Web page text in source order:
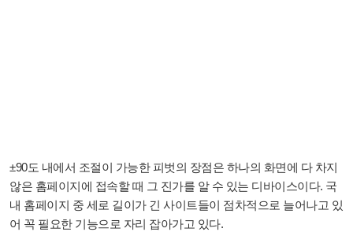
±90도 내에서 조절이 가능한 피벗의 장점은 하나의 화면에 다 차지
않은 홈페이지에 접속할 때 그 진가를 알 수 있는 디바이스이다. 국
내 홈페이지 중 세로 길이가 긴 사이트들이 점차적으로 늘어나고 있
어 꼭 필요한 기능으로 자리 잡아가고 있다.